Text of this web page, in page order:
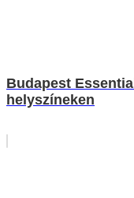
Budapest
helyszíneken